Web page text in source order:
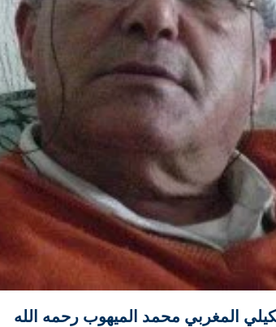
المغربي محمد الميهوب رحمه الله